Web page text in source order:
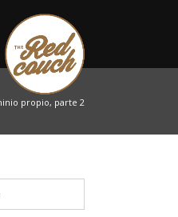
propio, parte 2